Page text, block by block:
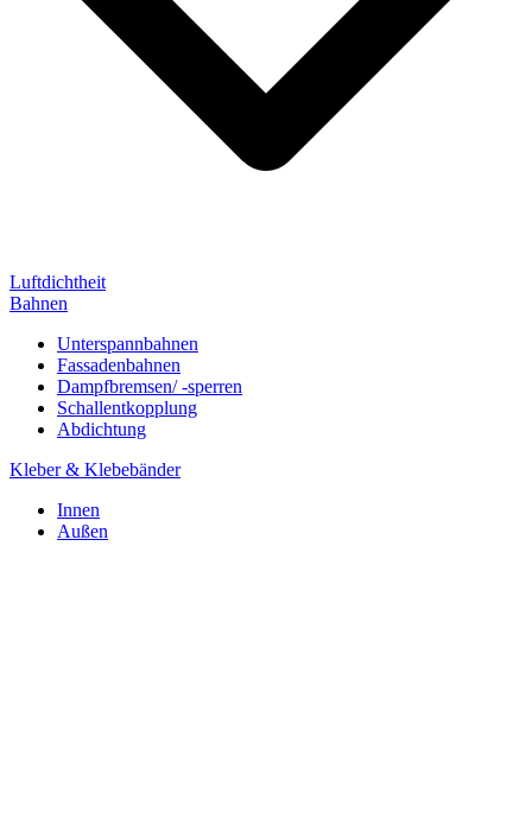
Luftdichtheit
Bahnen
Unterspannbahnen
Fassadenbahnen
Dampfbremsen/ -sperren
Schallentkopplung
Abdichtung
Kleber & Klebebänder
Innen
Außen